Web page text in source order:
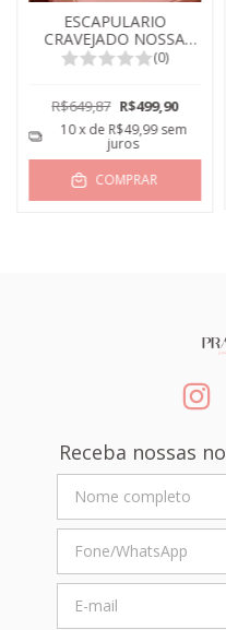
ESCAPULARIO
CRAVEJADO NOSSA
SENHORA DO CARMO
(0)
R$649,87 R$499,90
10x de R$49,99 sem
juros
COMPRAR
Receba nossas